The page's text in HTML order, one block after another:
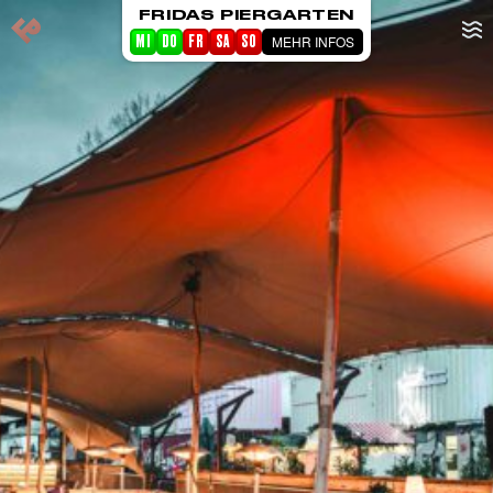
FRIDAS PIERGARTEN
MI DO FR SA SO MEHR INFOS
STARTSEITE
EVENTS
PIERGARTEN
ABOUT FRIDA
CORPORATE EVENTS